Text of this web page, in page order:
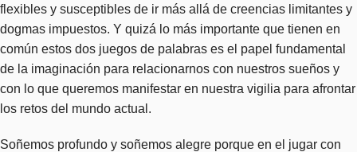
flexibles y susceptibles de ir más allá de creencias limitantes y
dogmas impuestos. Y quizá lo más importante que tienen en
común estos dos juegos de palabras es el papel fundamental
de la imaginación para relacionarnos con nuestros sueños y
con lo que queremos manifestar en nuestra vigilia para afrontar
los retos del mundo actual.
Soñemos profundo y soñemos alegre porque en el jugar con